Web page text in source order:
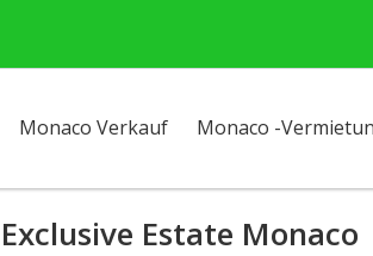
Monaco Verkauf Monaco -
Exclusive Estate Monaco